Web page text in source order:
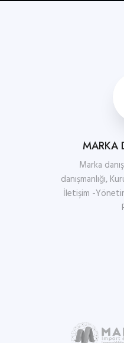
MARKA
Marka
danışmanlığı,
İletişim -